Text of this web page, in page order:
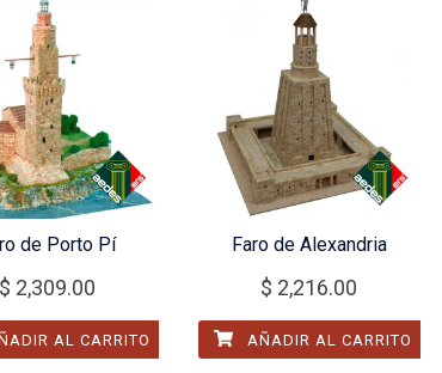
de Porto Pí
$ 2,309.00
AL CARRITO
Faro de Alexandria
$ 2,216.00
AÑADIR AL CARRITO